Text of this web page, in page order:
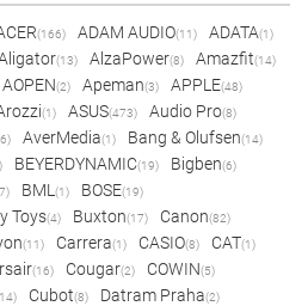
(166) ADAM AUDIO(11) ADATA(1)
(13) AlzaPower(8) Amazfit(14)
AOPEN(2) Apeman(3) APPLE(48)
(1) ASUS(473) Audio Pro(8)
AverMedia(1) Bang & Olufsen(14)
BEYERDYNAMIC(19) Bigben(6)
BML (1) BOSE(19)
Toys(4) Buxton(17) Canon(82)
(11) Carrera(1) CASIO(8) CAT(1)
(16) Cougar(2) COWIN(5)
Cubot(8) Datram Praha(2)